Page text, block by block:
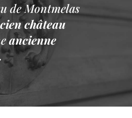
de Montmelas
château
ancienne